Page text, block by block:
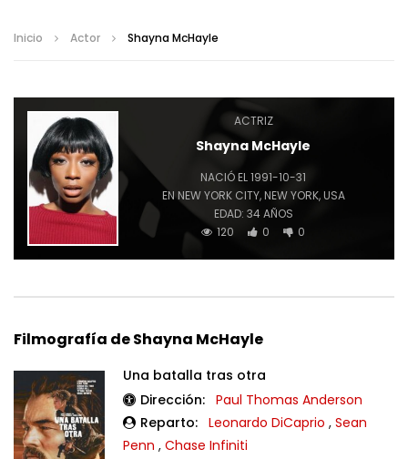
Inicio Actor Shayna McHayle
ACTRIZ
Shayna McHayle
NACIÓ EL 1991-10-31
EN NEW YORK CITY, NEW YORK, USA
EDAD: 34 AÑOS
120
0 0
Filmografía de Shayna McHayle
Una batalla tras otra
Dirección: Paul Thomas Anderson
Reparto: Leonardo DiCaprio , Sean
Penn , Chase Infiniti